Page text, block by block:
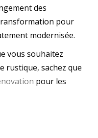
des
pour
modernisée.
vous souhaitez
rustique, sachez que
pour les